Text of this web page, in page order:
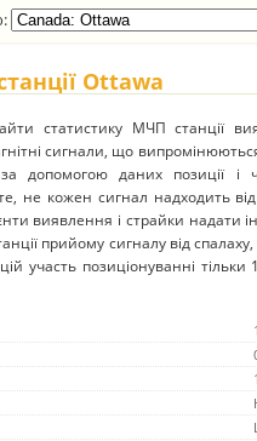
Ottawa
статистику МЧП станції
сигнали, що
допомогою даних позиції і
не кожен сигнал надходить
виявлення і страйки надати
прийому сигналу від
участь позиціонуванні